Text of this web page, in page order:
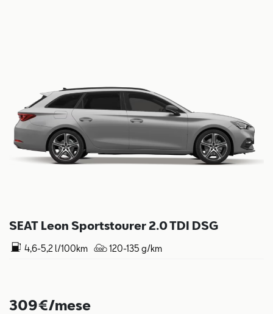
SEAT Leon Sportstourer 2.0 TDI DSG
4,6-5,2 l/100km 120-135 g/km
309€/mese